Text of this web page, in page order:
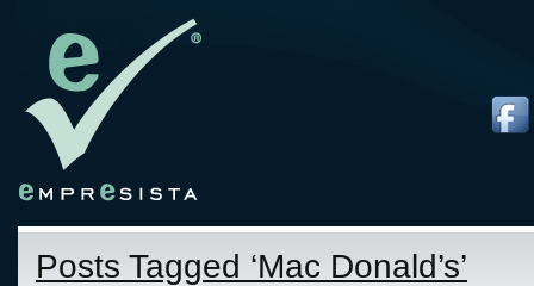
Posts Tagged ‘Mac Donald’s’